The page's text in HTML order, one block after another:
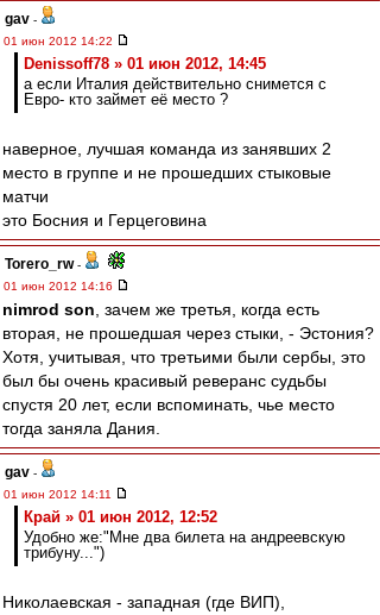
gav -
01 июн 2012 14:22
Denissoff78 » 01 июн 2012, 14:45
а если Италия действительно снимется с
Евро- кто займет её место ?
наверное, лучшая команда из занявших 2
место в группе и не прошедших стыковые
матчи
это Босния и Герцеговина
Torero_rw-
01 июн 2012 14:16
nimrod son , зачем же третья, когда есть
вторая, не прошедшая через стыки, - Эстония?
Хотя, учитывая, что третьими были сербы, это
был бы очень красивый реверанс судьбы
спустя 20 лет, если вспоминать, чье место
тогда заняла Дания.
gav -
01 июн 2012 14:11
Край » 01 июн 2012, 12:52
Удобно же:"Мне два билета на андреевскую
трибуну...")
Николаевская - западная (где ВИП),